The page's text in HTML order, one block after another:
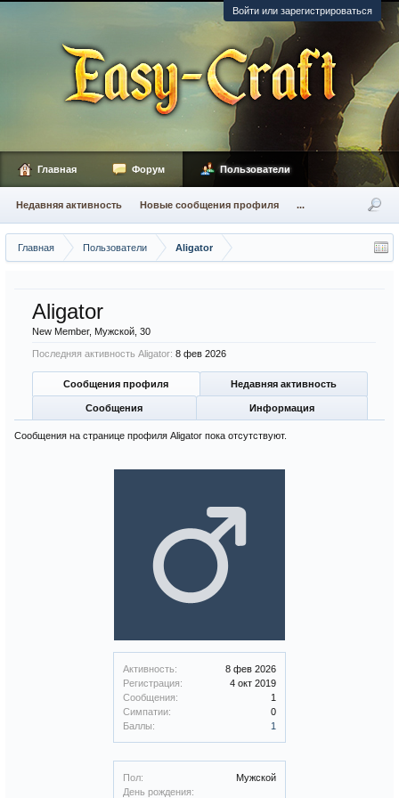
Войти или зарегистрироваться
Главная Пользователи Aligator
Активность:
8 фев 2026
Регистрация:
4 окт 2019
Сообщения:
1
Симпатии:
0
Баллы:
1
Пол:
Мужской
День рождения:
Aligator
New Member, Мужской, 30
Последняя активность Aligator: 8 фев 2026
Сообщения профиля Недавняя активность
Сообщения Информация
Сообщения на странице профиля Aligator пока отсутствуют.
Главная Форум Пользователи
Недавняя активность Новые сообщения профиля ...